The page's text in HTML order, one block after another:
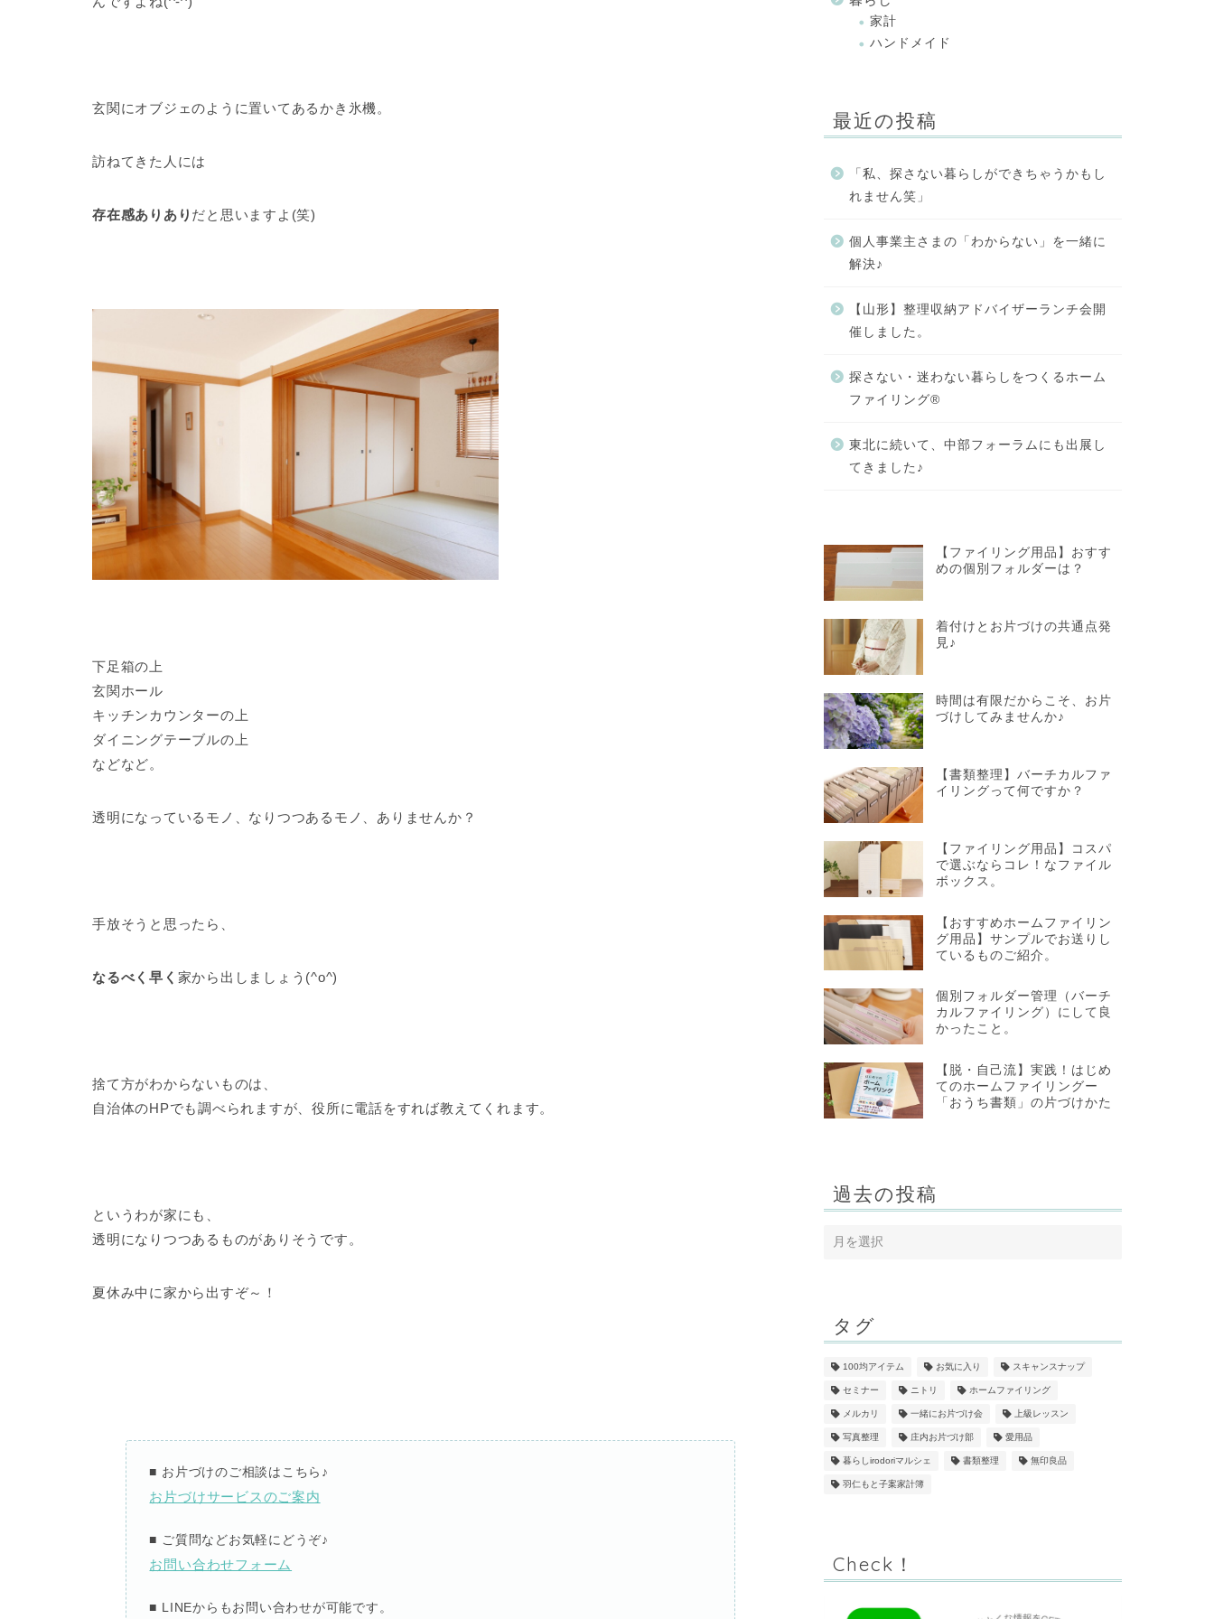
玄関にオブジェのように置いてあるかき氷機。
訪ねてきた人には
存在感ありあり だと思いますよ(笑)
下足箱の上
玄関ホール
キッチンカウンターの上
ダイニングテーブルの上
などなど。
透明になっているモノ、なりつつあるモノ、ありませんか？
手放そうと思ったら、
なるべく早く 家から出しましょう(^o^)
捨て方がわからないものは、
自治体のHPでも調べられますが、役所に電話をすれば教えてくれます。
というわが家にも、
透明になりつつあるものがありそうです。
夏休み中に家から出すぞ～！
■ お片づけのご相談はこちら ♪
お片づけサービスのご案内
■ ご質問などお気軽にどうぞ♪
お問い合わせフォーム
■ LINEからもお問い合わせが可能です。
家計
ハンドメイド
最近の投稿
「私、探さない暮らしができちゃうかもし
れません笑」
個人事業主さまの「わからない」を一緒に
解決♪
【山形】整理収納アドバイザーランチ会開
催しました。
探さない・迷わない暮らしをつくるホーム
ファイリング®
東北に続いて、中部フォーラムにも出展し
てきました♪
【ファイリング用品】おすす
めの個別フォルダーは？
着付けとお片づけの共通点発
見♪
時間は有限だからこそ、お片
づけしてみませんか♪
【書類整理】バーチカルファ
イリングって何ですか？
【ファイリング用品】コスパ
で選ぶならコレ！なファイル
ボックス。
【おすすめホームファイリン
グ用品】サンプルでお送りし
ているものご紹介。
個別フォルダー管理（バーチ
カルファイリング）にして良
かったこと。
【脱・自己流】実践！はじめ
てのホームファイリングー
「おうち書類」の片づけかた
過去の投稿
タグ
100均アイテム お気に入り スキャンスナップ
セミナー ニトリ ホームファイリング
メルカリ 一緒にお片づけ会 上級レッスン
写真整理 庄内お片づけ部 愛用品
暮らしirodoriマルシェ 書類整理 無印良品
羽仁もと子案家計簿
Check！